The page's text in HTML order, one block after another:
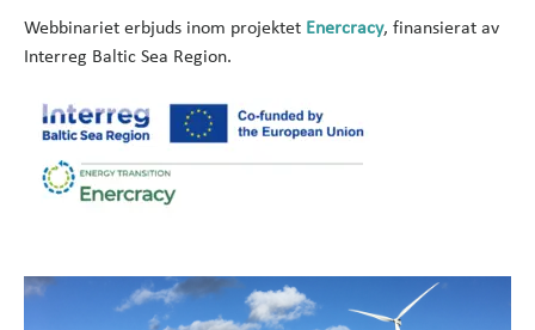
Webbinariet erbjuds inom projektet Enercracy, finansierat av
Interreg Baltic Sea Region.